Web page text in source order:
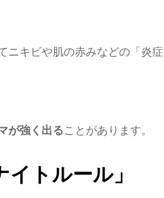
ニキビや肌の赤みなどの「炎症
が強く出ることがあります。
トルール」